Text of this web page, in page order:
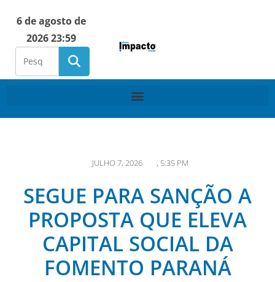
6 de agosto de
2026 23:59
JULHO 7, 2026 , 5:35 PM
SEGUE PARA SANÇÃO A
PROPOSTA QUE ELEVA
CAPITAL SOCIAL DA
FOMENTO PARANÁ